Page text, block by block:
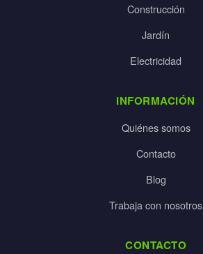
Construcción
Jardín
Electricidad
INFORMACIÓN
Quiénes somos
Contacto
Blog
Trabaja con nosotros
CONTACTO